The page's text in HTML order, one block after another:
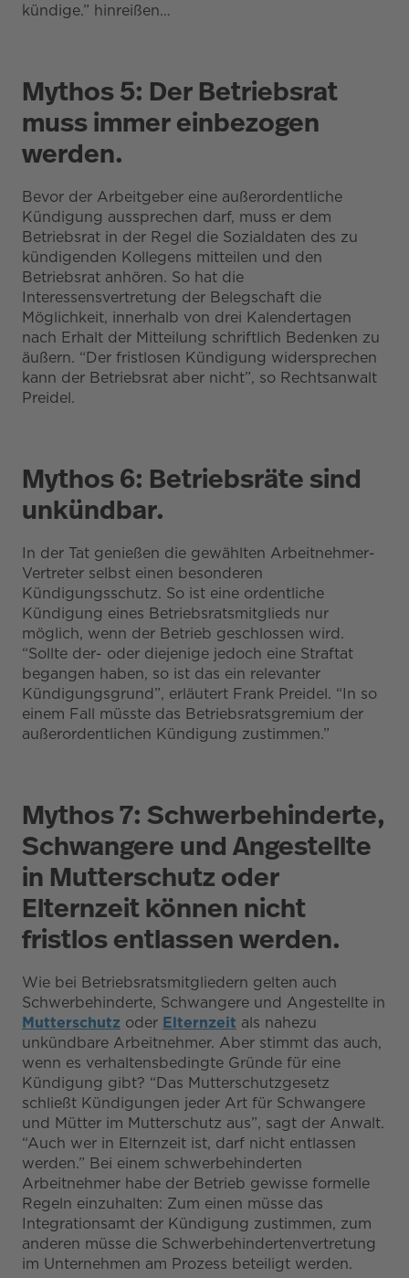
kündige.” hinreißen…
Mythos 5: Der Betriebsrat
muss immer einbezogen
werden.
Bevor der Arbeitgeber eine außerordentliche
Kündigung aussprechen darf, muss er dem
Betriebsrat in der Regel die Sozialdaten des zu
kündigenden Kollegens mitteilen und den
Betriebsrat anhören. So hat die
Interessensvertretung der Belegschaft die
Möglichkeit, innerhalb von drei Kalendertagen
nach Erhalt der Mitteilung schriftlich Bedenken zu
äußern. “Der fristlosen Kündigung widersprechen
kann der Betriebsrat aber nicht”, so Rechtsanwalt
Preidel.
Mythos 6: Betriebsräte sind
unkündbar.
In der Tat genießen die gewählten Arbeitnehmer-
Vertreter selbst einen besonderen
Kündigungsschutz. So ist eine ordentliche
Kündigung eines Betriebsratsmitglieds nur
möglich, wenn der Betrieb geschlossen wird.
“Sollte der- oder diejenige jedoch eine Straftat
begangen haben, so ist das ein relevanter
Kündigungsgrund”, erläutert Frank Preidel. “In so
einem Fall müsste das Betriebsratsgremium der
außerordentlichen Kündigung zustimmen.”
Mythos 7: Schwerbehinderte,
Schwangere und Angestellte
in Mutterschutz oder
Elternzeit können nicht
fristlos entlassen werden.
Wie bei Betriebsratsmitgliedern gelten auch
Schwerbehinderte, Schwangere und Angestellte in
Mutterschutz oder Elternzeit als nahezu
unkündbare Arbeitnehmer. Aber stimmt das auch,
wenn es verhaltensbedingte Gründe für eine
Kündigung gibt? “Das Mutterschutzgesetz
schließt Kündigungen jeder Art für Schwangere
und Mütter im Mutterschutz aus”, sagt der Anwalt.
“Auch wer in Elternzeit ist, darf nicht entlassen
werden.” Bei einem schwerbehinderten
Arbeitnehmer habe der Betrieb gewisse formelle
Regeln einzuhalten: Zum einen müsse das
Integrationsamt der Kündigung zustimmen, zum
anderen müsse die Schwerbehindertenvertretung
im Unternehmen am Prozess beteiligt werden.